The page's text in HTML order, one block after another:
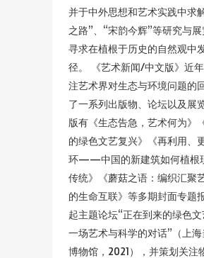
并于中外思想和艺术实践中求
之路”、“宋韵今辉”等研究与
寻求在植根于历史的自然观中
径。 《艺术新闻/中文版》近
注艺术界对生态与环境问题的
了一系列出版物、论坛以及展
版有《生态告急，艺术何为》
的绿色文艺复兴》《再利用、
环——中国的新建筑如何植根
传统》《蘑菇之语：编织汇聚
的生命互联》等多期封面专题
起主题论坛“正在到来的绿色文
一场艺术与科学的对话”（上
博物馆，2021），并策划关注